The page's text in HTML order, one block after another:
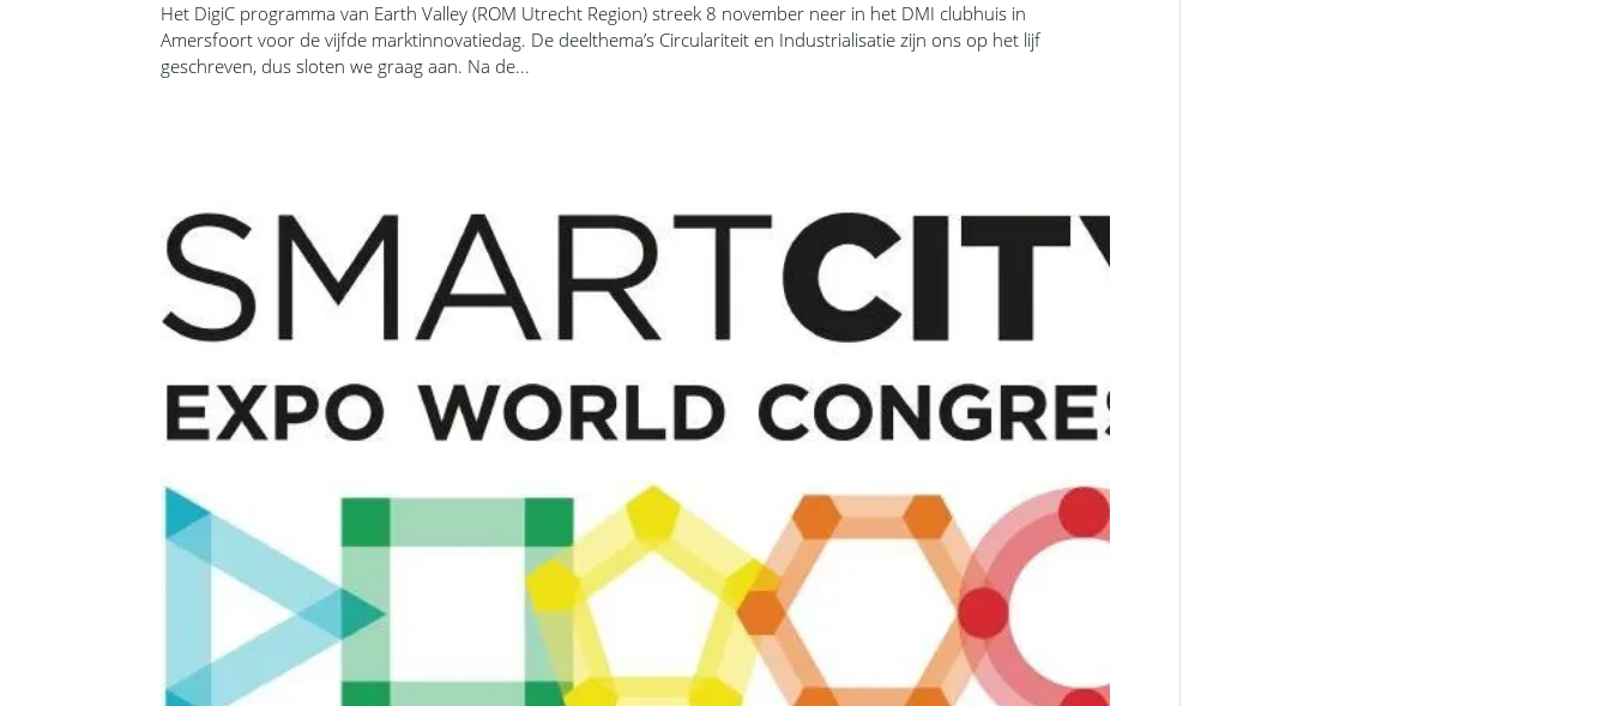
Het DigiC programma van Earth Valley (ROM Utrecht Region) streek 8 november neer in het DMI clubhuis in
Amersfoort voor de vijfde marktinnovatiedag. De deelthema’s Circulariteit en Industrialisatie zijn ons op het lijf
geschreven, dus sloten we graag aan. Na de...